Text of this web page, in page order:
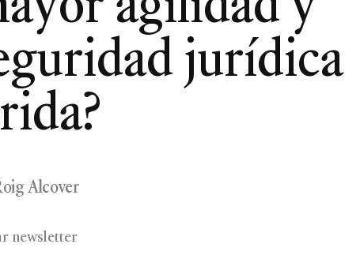
jurídica
Alcover
newsletter